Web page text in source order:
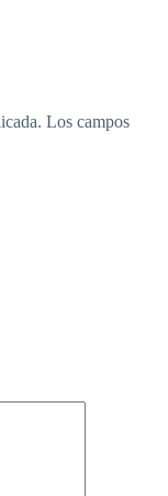
Los campos